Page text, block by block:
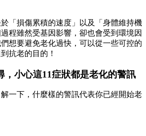
「損傷累積的速度」以及「身體維持機
程雖然受基因影響，卻也會受到環境因
想要避免老化過快，可以從一些可控的
抗老的目的！
，小心這11症狀都是老化的警訊
一下，什麼樣的警訊代表你已經開始老